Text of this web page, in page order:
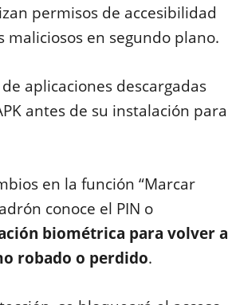
permisos de accesibilidad
en segundo plano.
aplicaciones descargadas
antes de su instalación para
en la función “Marcar
conoce el PIN o
biométrica para volver a
robado o perdido.